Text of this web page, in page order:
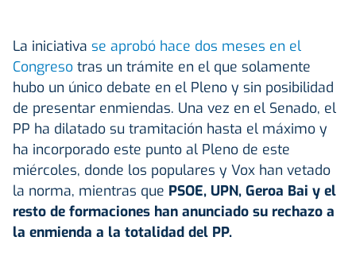
La iniciativa se aprobó hace dos meses en el
Congreso tras un trámite en el que solamente
hubo un único debate en el Pleno y sin posibilidad
de presentar enmiendas. Una vez en el Senado, el
PP ha dilatado su tramitación hasta el máximo y
ha incorporado este punto al Pleno de este
miércoles, donde los populares y Vox han vetado
la norma, mientras que PSOE, UPN, Geroa Bai y el
resto de formaciones han anunciado su rechazo a
la enmienda a la totalidad del PP.